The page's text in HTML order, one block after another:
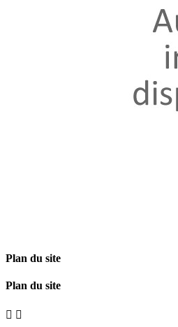
Plan du site
Plan du site
 